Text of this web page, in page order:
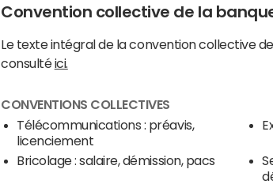
Convention collective de la
Le texte intégral de la convention collective
consultéici.
CONVENTIONS COLLECTIVES
Télécommunications : préavis,
licenciement
Bricolage : salaire, démission, pacs